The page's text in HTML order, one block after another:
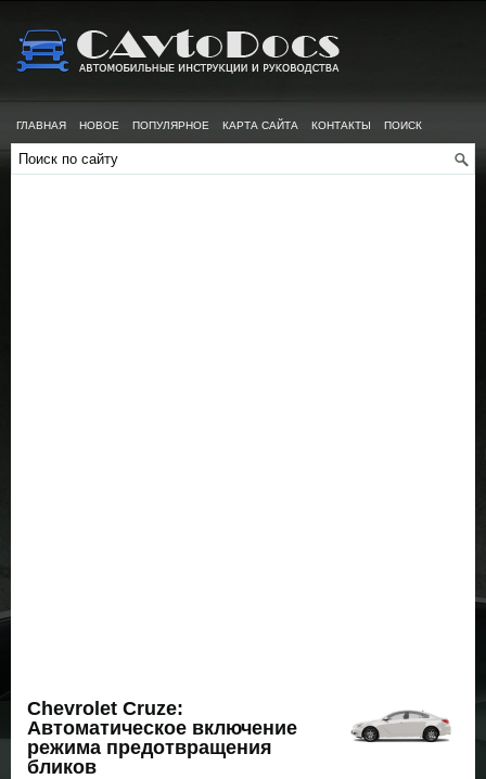
ГЛАВНАЯ НОВОЕ ПОПУЛЯРНОЕ КАРТА САЙТА КОНТАКТЫ ПОИСК
Chevrolet Cruze:
Автоматическое включение
режима предотвращения
бликов